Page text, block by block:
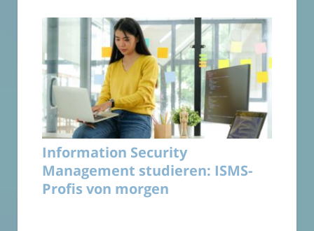
Information Security
Management studieren: ISMS-
Profis von morgen